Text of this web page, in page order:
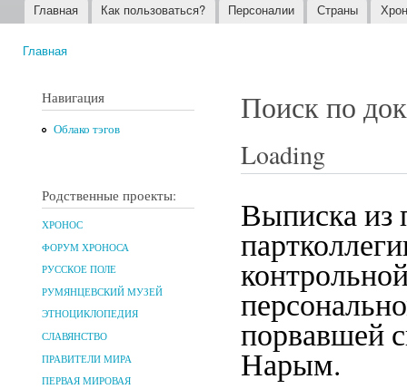
Главное меню
Главная Как пользоваться? Персоналии Страны
Главная
Навигация
Облако тэгов
Родственные проекты:
ХРОНОС
ФОРУМ ХРОНОСА
РУССКОЕ ПОЛЕ
РУМЯНЦЕВСКИЙ МУЗЕЙ
ЭТНОЦИКЛОПЕДИЯ
СЛАВЯНСТВО
ПРАВИТЕЛИ МИРА
ПЕРВАЯ МИРОВАЯ
Поиск по
Loading
Выписка из
порвавшей
Нарым.